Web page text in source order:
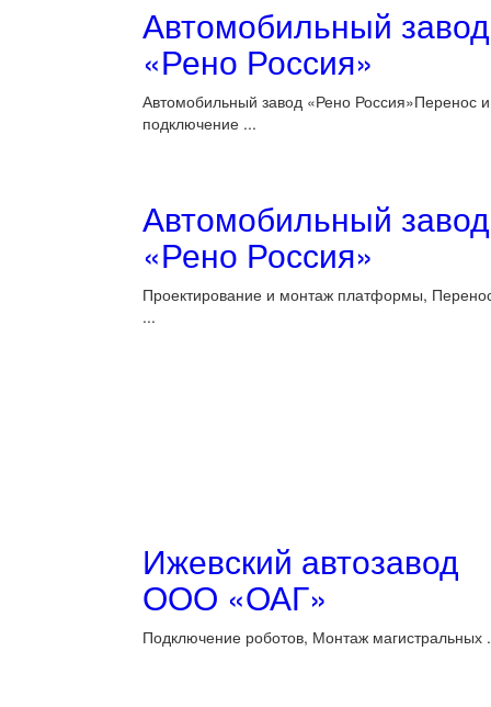
Автомобильный завод
«Рено Россия»
Автомобильный завод «Рено Россия»Перенос и
подключение ...
Автомобильный завод
«Рено Россия»
Проектирование и монтаж платформы,
...
Ижевский автозавод
ООО «ОАГ»
Подключение роботов, Монтаж магистральных